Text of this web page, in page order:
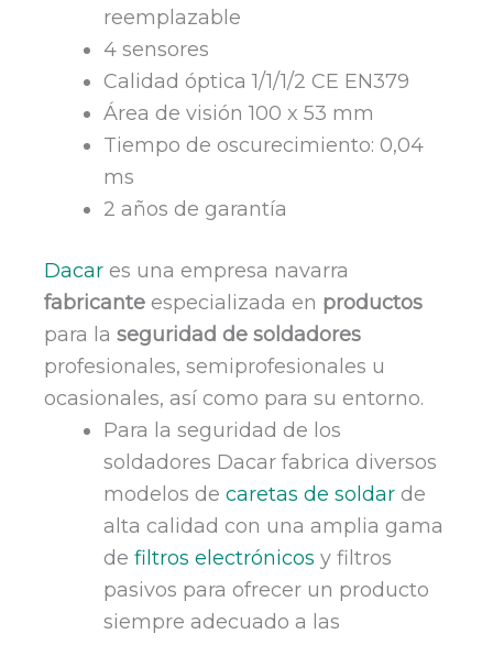
reemplazable
4 sensores
Calidad óptica 1/1/1/2 CE EN379
Área de visión 100 x 53 mm
Tiempo de oscurecimiento: 0,04
ms
2 años de garantía
Dacar es una empresa navarra
fabricante especializada en productos
para la seguridad de soldadores
profesionales, semiprofesionales u
ocasionales, así como para su entorno.
Para la seguridad de los
soldadores Dacar fabrica diversos
modelos de caretas de soldar de
alta calidad con una amplia gama
de filtros electrónicos y filtros
pasivos para ofrecer un producto
siempre adecuado a las